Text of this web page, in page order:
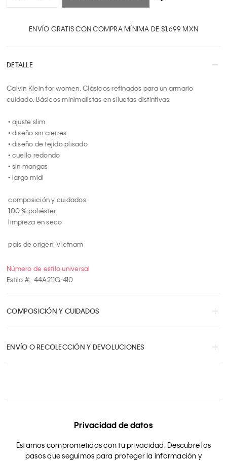
5
7
9
10
ENVÍO GRATIS CON COMPRA MÍNIMA DE $1,699 MXN
DETALLE
Calvin Klein for women. Clásicos refinados para un armario
cuidado. Básicos minimalistas en siluetas distintivas.
• ajuste slim
• diseño sin cierres
• diseño de tejido plisado
• cuello redondo
• sin mangas
• largo midi
composición y cuidados:
100 % poliéster
limpieza en seco
país de origen: Vietnam
Número de estilo universal
Estilo #: 44A211G-410
COMPOSICIÓN Y CUIDADOS
ENVÍO O RECOLECCIÓN Y DEVOLUCIONES
Privacidad de datos
Estamos comprometidos con tu privacidad. Descubre los
pasos que seguimos para proteger la información y